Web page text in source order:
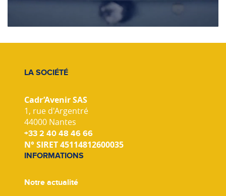
LA SOCIÉTÉ
Cadr’Avenir SAS
1, rue d'Argentré
44000 Nantes
+33 2 40 48 46 66
N° SIRET 45114812600035
INFORMATIONS
Notre actualité